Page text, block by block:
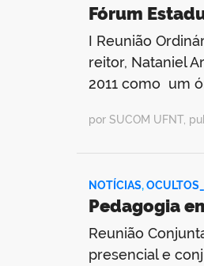
Fórum
I Reunião
reitor, Nataniel
2011 como um
por SUCOM UFNT,
NOTÍCIAS,
Pedagogia
Reunião
presencial e